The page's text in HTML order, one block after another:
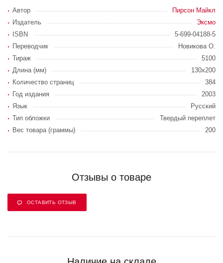
Автор
Пирсон Майкл
Издатель
Эксмо
ISBN
5-699-04188-5
Переводчик
Новикова О.
Тираж
5100
Длина (мм)
130x200
Количество страниц
384
Год издания
2003
Язык
Русский
Тип обложки
Твердый переплет
Вес товара (граммы)
200
Отзывы о товаре
ОСТАВИТЬ ОТЗЫВ